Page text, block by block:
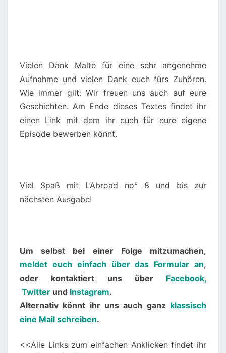
Vielen Dank Malte für eine sehr angenehme
Aufnahme und vielen Dank euch fürs Zuhören.
Wie immer gilt: Wir freuen uns auch auf eure
Geschichten. Am Ende dieses Textes findet ihr
einen Link mit dem ihr euch für eure eigene
Episode bewerben könnt.
Viel Spaß mit L’Abroad no° 8 und bis zur
nächsten Ausgabe!
Um selbst bei einer Folge mitzumachen,
meldet euch einfach über das Formular an,
oder kontaktiert uns über Facebook,
Twitter und Instagram.
Alternativ könnt ihr uns auch ganz klassisch
eine Mail schreiben.
<<Alle Links zum einfachen Anklicken findet ihr